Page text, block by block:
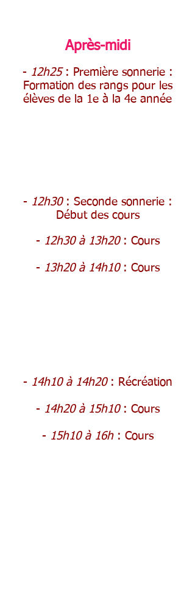
Après-midi
- 12h25: Première sonnerie :
Formation des rangs pour les
élèves de la 1e à la 4e année
- 12h30 : Seconde sonnerie :
Début des cours
- 12h30 à 13h20 : Cours
- 13h20 à 14h10 : Cours
- 14h10 à 14h20 : Récréation
- 14h20 à 15h10 : Cours
- 15h10 à 16h : Cours